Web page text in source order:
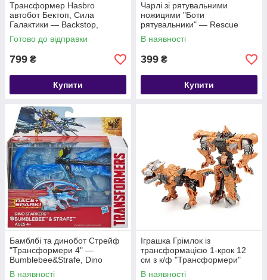
Трансформер Hasbro
автобот Бектоп, Сила
Галактики — Backstop,
Cybetron
Готово до відправки
799 ₴
Купити
Чарлі зі рятувальними
ножицями "Боти
рятувальники" — Rescue
Bots, Playskool, Hasbro
В наявності
399 ₴
Купити
Бамблбі та динобот Стрейф
"Трансформери 4" —
Bumblebee&Strafe, Dino
Sparklers, TF4, Hasbro
В наявності
Іграшка Грімлок із
трансформацією 1-крок 12
см з к/ф "Трансформери"
В наявності